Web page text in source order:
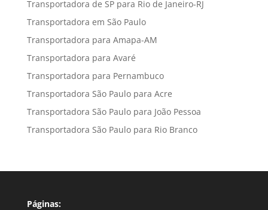
Transportadora de SP para Rio de Janeiro-RJ
Transportadora em São Paulo
Transportadora para Amapa-AM
Transportadora para Avaré
Transportadora para Pernambuco
Transportadora São Paulo para Acre
Transportadora São Paulo para João Pessoa
Transportadora São Paulo para Rio Branco
Páginas: